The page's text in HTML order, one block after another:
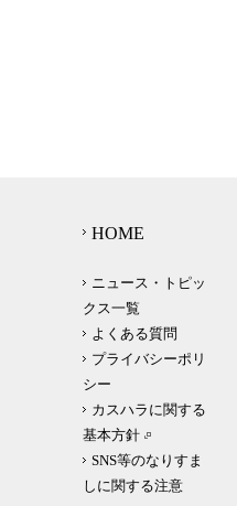
HOME
ニュース・トピッ
クス一覧
よくある質問
プライバシーポリ
シー
カスハラに関する
基本方針
SNS等のなりすま
しに関する注意